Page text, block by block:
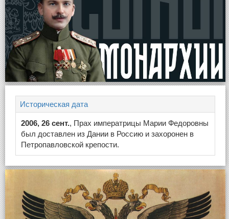
Историческая дата
2006, 26 сент., Прах императрицы Марии Федоровны
был доставлен из Дании в Россию и захоронен в
Петропавловской крепости.